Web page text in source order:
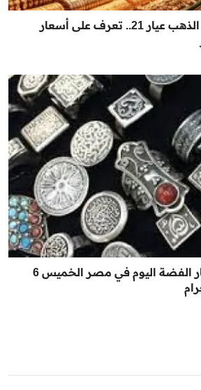
ارتفاع جديد في سعر الذهب عيار 21.. تعرف على أسعار
تحديثات جديدة لأسعار الفضة اليوم في مصر الخميس 6